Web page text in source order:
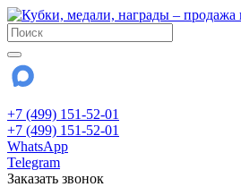
+7 (499) 151-52-01
+7 (499) 151-52-01
WhatsApp
Telegram
Заказать звонок